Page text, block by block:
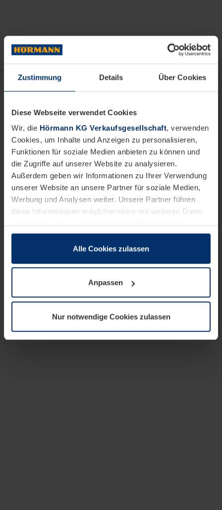
Zustimmung Details Über Cookies
Diese Webseite verwendet Cookies
Wir, die Hörmann KG Verkaufsgesellschaft, verwenden
Cookies, um Inhalte und Anzeigen zu personalisieren,
Funktionen für soziale Medien anbieten zu können und
die Zugriffe auf unserer Website zu analysieren.
Außerdem geben wir Informationen zu Ihrer Verwendung
unserer Website an unsere Partner für soziale Medien,
Werbung und Analysen weiter. Unsere Partner führen
diese Informationen möglicherweise mit weiteren Daten
sie im Rahmen Ihrer Nutzung der Dienste gesammelt
wenn diese für den Betrieb dieser Seite unbedingt
notwendig sind. Für alle anderen Cookie-Typen benötigen
wir Ihre Erlaubnis. Ihre Einwilligung können Sie jederzeit
Datenschutzerklärungunserer Website ändern oder
widerrufen.
Alle Cookies zulassen
Anpassen
Nur notwendige Cookies zulassen